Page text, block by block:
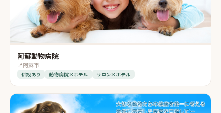
阿蘇動物病院
📍阿蘇市
併設あり 動物病院×ホテル サロン×ホテル